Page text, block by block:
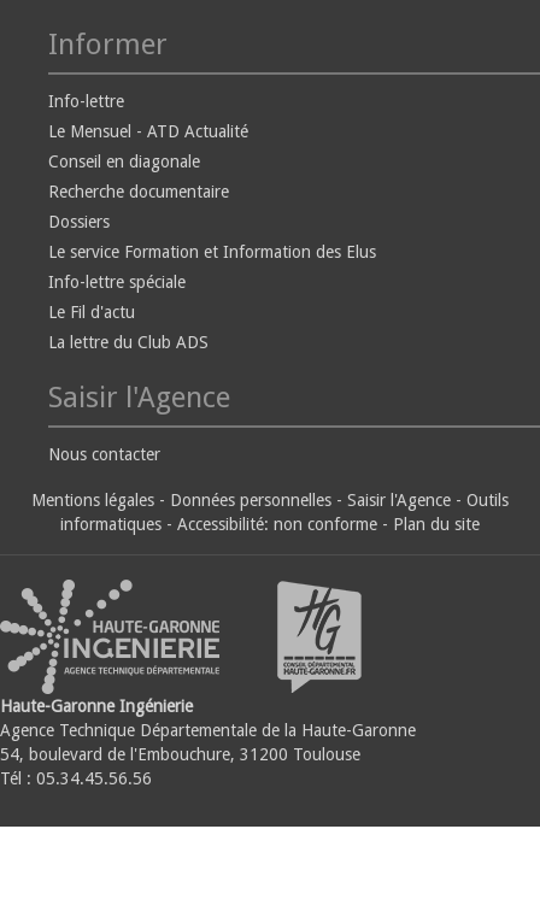
Informer
Info-lettre
Le Mensuel - ATD Actualité
Conseil en diagonale
Recherche documentaire
Dossiers
Le service Formation et Information des Elus
Info-lettre spéciale
Le Fil d'actu
La lettre du Club ADS
Saisir l'Agence
Nous contacter
Mentions légales - Données personnelles - Saisir l'Agence - Outils
informatiques - Accessibilité: non conforme - Plan du site
Haute-Garonne Ingénierie
Agence Technique Départementale de la Haute-Garonne
54, boulevard de l'Embouchure, 31200 Toulouse
Tél : 05.34.45.56.56